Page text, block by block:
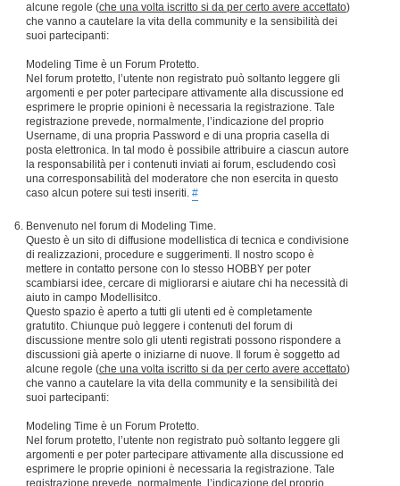
alcune regole (che una volta iscritto si da per certo avere accettato)
che vanno a cautelare la vita della community e la sensibilità dei
suoi partecipanti:
Modeling Time è un Forum Protetto.
Nel forum protetto, l’utente non registrato può soltanto leggere gli
argomenti e per poter partecipare attivamente alla discussione ed
esprimere le proprie opinioni è necessaria la registrazione. Tale
registrazione prevede, normalmente, l’indicazione del proprio
Username, di una propria Password e di una propria casella di
posta elettronica. In tal modo è possibile attribuire a ciascun autore
la responsabilità per i contenuti inviati ai forum, escludendo così
una corresponsabilità del moderatore che non esercita in questo
caso alcun potere sui testi inseriti. #
Benvenuto nel forum di Modeling Time.
Questo è un sito di diffusione modellistica di tecnica e condivisione
di realizzazioni, procedure e suggerimenti. Il nostro scopo è
mettere in contatto persone con lo stesso HOBBY per poter
scambiarsi idee, cercare di migliorarsi e aiutare chi ha necessità di
aiuto in campo Modellisitco.
Questo spazio è aperto a tutti gli utenti ed è completamente
gratutito. Chiunque può leggere i contenuti del forum di
discussione mentre solo gli utenti registrati possono rispondere a
discussioni già aperte o iniziarne di nuove. Il forum è soggetto ad
alcune regole (che una volta iscritto si da per certo avere accettato)
che vanno a cautelare la vita della community e la sensibilità dei
suoi partecipanti:
Modeling Time è un Forum Protetto.
Nel forum protetto, l’utente non registrato può soltanto leggere gli
argomenti e per poter partecipare attivamente alla discussione ed
esprimere le proprie opinioni è necessaria la registrazione. Tale
registrazione prevede, normalmente, l’indicazione del proprio